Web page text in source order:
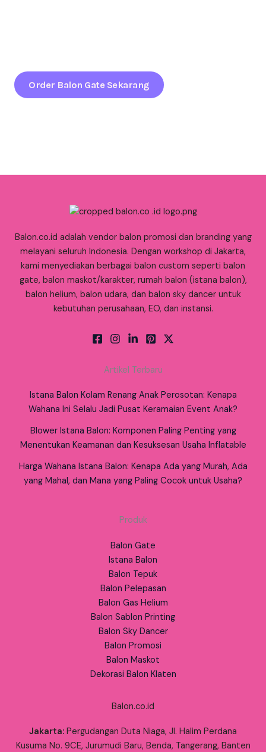
Order Balon Gate Sekarang
Balon.co.id adalah vendor balon promosi dan branding yang
melayani seluruh Indonesia. Dengan workshop di Jakarta,
kami menyediakan berbagai balon custom seperti balon
gate, balon maskot/karakter, rumah balon (istana balon),
balon helium, balon udara, dan balon sky dancer untuk
kebutuhan perusahaan, EO, dan instansi.
Artikel Terbaru
Istana Balon Kolam Renang Anak Perosotan: Kenapa
Wahana Ini Selalu Jadi Pusat Keramaian Event Anak?
Blower Istana Balon: Komponen Paling Penting yang
Menentukan Keamanan dan Kesuksesan Usaha Inflatable
Harga Wahana Istana Balon: Kenapa Ada yang Murah, Ada
yang Mahal, dan Mana yang Paling Cocok untuk Usaha?
Produk
Balon Gate
Istana Balon
Balon Tepuk
Balon Pelepasan
Balon Gas Helium
Balon Sablon Printing
Balon Sky Dancer
Balon Promosi
Balon Maskot
Dekorasi Balon Klaten
Balon.co.id
Jakarta: Pergudangan Duta Niaga, Jl. Halim Perdana
Kusuma No. 9CE, Jurumudi Baru, Benda, Tangerang, Banten